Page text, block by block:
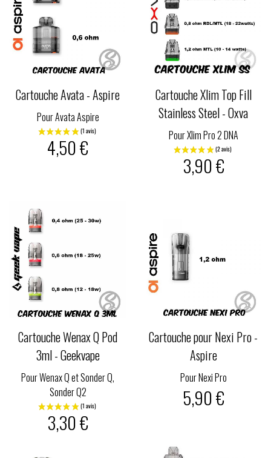
Cartouche Avata - Aspire
Pour Avata Aspire
4,50 €
Cartouche Xlim Top Fill
Stainless Steel - Oxva
Pour Xlim Pro 2 DNA
3,90 €
Cartouche Wenax Q Pod
3ml - Geekvape
Pour Wenax Q et Sonder Q,
Sonder Q2
3,30 €
Cartouche pour Nexi Pro -
Aspire
Pour Nexi Pro
5,90 €